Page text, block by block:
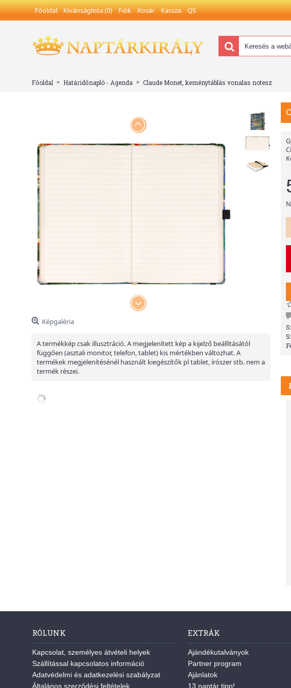
Főoldal Kívánságlista (0) Fiók Kosár Kassza QS
Főoldal Határidőnapló - Agenda Claude Monet, keménytáblás vonalas notesz
Képgaléria
A termékkép csak illusztráció. A megjelenített kép a kijelző beállításától
függően (asztali monitor, telefon, tablet) kis mértékben változhat. A
termékek megjelenítésénél használt kiegészítők pl tablet, írószer stb. nem a
termék részei.
RÓLUNK
Kapcsolat, személyes átvételi helyek
Szállítással kapcsolatos információ
Adatvédelmi és adatkezelési szabályzat
Általános szerződési feltételek
EXTRÁK
Ajándékutalványok
Partner program
Ajánlatok
13 naptár tipp!